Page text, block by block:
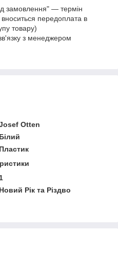
замовлення" — термін
вноситься передоплата в
товару)
з менеджером
Otten
Білий
Пластик
1
Новий Рік та Різдво